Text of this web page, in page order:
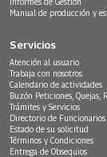
Manual de producción y
Servicios
Atención al usuario
Trabaja con nosotros
Calendario de actividades
Buzón Peticiones, Quejas,
Trámites y Servicios
Directorio de Funcionarios
Estado de su solicitud
Términos y Condiciones
Entrega de Obsequios